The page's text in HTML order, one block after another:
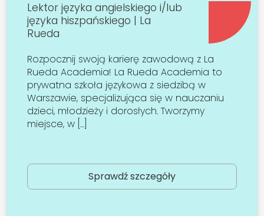
Lektor języka angielskiego i/lub
języka hiszpańskiego | La
Rueda
Rozpocznij swoją karierę zawodową z La
Rueda Academia! La Rueda Academia to
prywatna szkoła językowa z siedzibą w
Warszawie, specjalizująca się w nauczaniu
dzieci, młodzieży i dorosłych. Tworzymy
miejsce, w […]
Sprawdź szczegóły